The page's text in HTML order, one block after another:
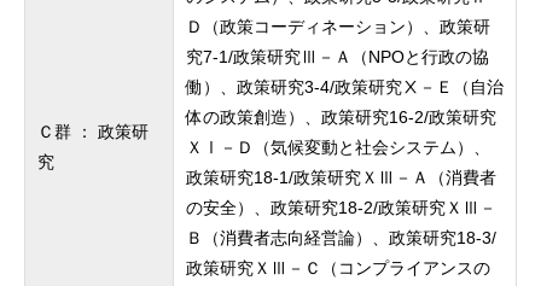
Ｃ群 ： 政策研
究
Ｄ（政策コーディネーション）、政策研
究7-1/政策研究Ⅲ－Ａ（NPOと行政の協
働）、政策研究3-4/政策研究Ⅹ－Ｅ（自治
体の政策創造）、政策研究16-2/政策研究
ＸⅠ－Ｄ（気候変動と社会システム）、
政策研究18-1/政策研究ＸⅢ－Ａ（消費者
の安全）、政策研究18-2/政策研究ＸⅢ－
Ｂ（消費者志向経営論）、政策研究18-3/
政策研究ＸⅢ－Ｃ（コンプライアンスの